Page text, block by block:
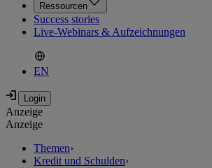
Ressourcen
Success stories
Live-Webinars & Aufzeichnungen
EN
Anzeige
Anzeige
Themen›
Kredit und Schulden›